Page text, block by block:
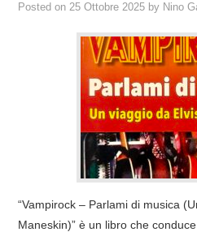
DELL’ALBA
COVER & TRIBUTI
DISCOGRAFIA
LINKS
Posted on25 Ottobre 2025 by Nino
“Vampirock – Parlami di musica
Maneskin)” è un libro che